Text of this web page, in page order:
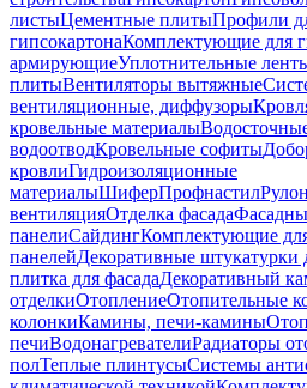
листыЦементные плитыПрофили
гипсокартонаКомплектующие для
армирующиеУплотнительные
плитыВентиляторы вытяжные
вентиляционные, диффузоры
кровельные материалы
водоотводКровельные софиты
кровлиГидроизоляционные
материалыШиферПрофнастил
вентиляцияОтделка фасада
панелиСайдингКомплектующие
панелейДекоративные штукатурки
плитка для фасадаДекоративный
отделкиОтоплениеОтопительные
колонкиКамины, печи-камины
печиВодонагревателиРадиаторы
полТеплые плинтусыСистемы